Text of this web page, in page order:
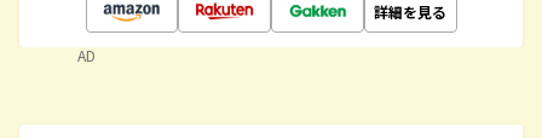
詳細を見る
AD